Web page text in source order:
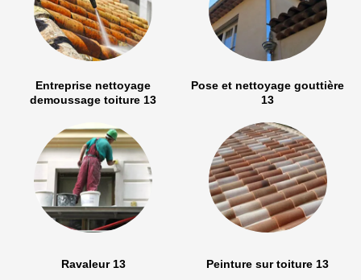
Entreprise nettoyage
demoussage toiture 13
Pose et nettoyage gouttière
13
Ravaleur 13 Peinture sur toiture 13